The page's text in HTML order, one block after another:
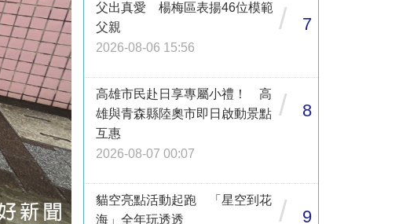
父出真愛 楊梅區表揚46位模範
父親
2026-08-06 15:56
/ 7
高雄市民赴日享專屬小禮！ 高
雄與青森縣陸奧市即日啟動景點
互惠
2026-08-07 00:07
/ 8
貓空亮點活動起跑 「星空到花
海」全年玩透透
/ 9